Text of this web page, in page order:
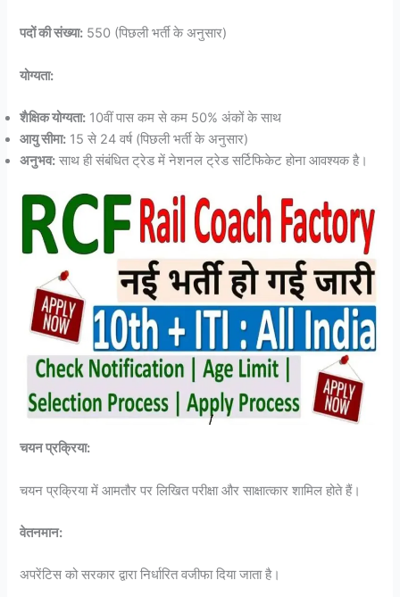
पदों की संख्या: 550 (पिछली भर्ती के अनुसार)
योग्यता:
शैक्षिक योग्यता: 10वीं पास कम से कम 50% अंकों के साथ
आयु सीमा: 15 से 24 वर्ष (पिछली भर्ती के अनुसार)
अनुभव: साथ ही संबंधित ट्रेड में नेशनल ट्रेड सर्टिफिकेट होना आवश्यक है।
चयन प्रक्रिया:
चयन प्रक्रिया में आमतौर पर लिखित परीक्षा और साक्षात्कार शामिल होते हैं।
वेतनमान:
अपरेंटिस को सरकार द्वारा निर्धारित वजीफा दिया जाता है।